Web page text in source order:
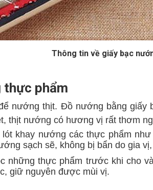
Thông tin về giấy bạc
thực phẩm
nướng thịt. Đồ nướng bằng
thịt nướng có hương vị rất thơm
khay nướng các thực phẩm
sạch sẽ, không bị bẩn do gia
thực phẩm trước khi cho
giữ nguyên được mùi vị.